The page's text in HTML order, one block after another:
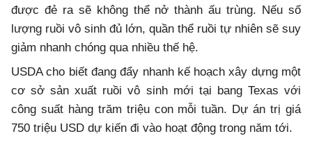
được đẻ ra sẽ không thể nở thành ấu trùng. Nếu số
lượng ruồi vô sinh đủ lớn, quần thể ruồi tự nhiên sẽ suy
giảm nhanh chóng qua nhiều thế hệ.
USDA cho biết đang đẩy nhanh kế hoạch xây dựng một
cơ sở sản xuất ruồi vô sinh mới tại bang Texas với
công suất hàng trăm triệu con mỗi tuần. Dự án trị giá
750 triệu USD dự kiến đi vào hoạt động trong năm tới.